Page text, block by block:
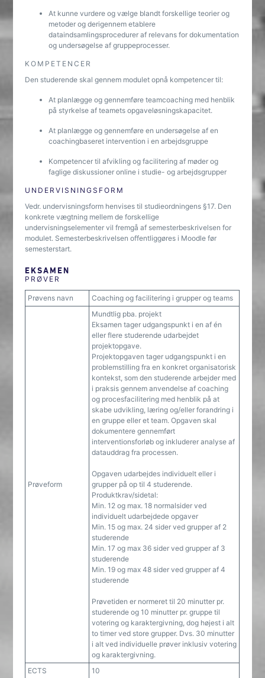
At kunne vurdere og vælge blandt forskellige teorier og
metoder og derigennem etablere
dataindsamlingsprocedurer af relevans for dokumentation
og undersøgelse af gruppeprocesser.
KOMPETENCER
Den studerende skal gennem modulet opnå kompetencer til:
At planlægge og gennemføre teamcoaching med henblik
på styrkelse af teamets opgaveløsningskapacitet.
At planlægge og gennemføre en undersøgelse af en
coachingbaseret intervention i en arbejdsgruppe
Kompetencer til afvikling og facilitering af møder og
faglige diskussioner online i studie- og arbejdsgrupper
UNDERVISNINGSFORM
Vedr. undervisningsform henvises til studieordningens §17. Den
konkrete vægtning mellem de forskellige
undervisningselementer vil fremgå af semesterbeskrivelsen for
modulet. Semesterbeskrivelsen offentliggøres i Moodle før
semesterstart.
EKSAMEN
PRØVER
Prøvens navn Coaching og facilitering i grupper og teams
Prøveform
Mundtlig pba. projekt
Eksamen tager udgangspunkt i en af én
eller flere studerende udarbejdet
projektopgave.
Projektopgaven tager udgangspunkt i en
problemstilling fra en konkret organisatorisk
kontekst, som den studerende arbejder med
i praksis gennem anvendelse af coaching
og procesfacilitering med henblik på at
skabe udvikling, læring og/eller forandring i
en gruppe eller et team. Opgaven skal
dokumentere gennemført
interventionsforløb og inkluderer analyse af
datauddrag fra processen.
Opgaven udarbejdes individuelt eller i
grupper på op til 4 studerende.
Produktkrav/sidetal:
Min. 12 og max. 18 normalsider ved
individuelt udarbejdede opgaver
Min. 15 og max. 24 sider ved grupper af 2
studerende
Min. 17 og max 36 sider ved grupper af 3
studerende
Min. 19 og max 48 sider ved grupper af 4
studerende
Prøvetiden er normeret til 20 minutter pr.
studerende og 10 minutter pr. gruppe til
votering og karaktergivning, dog højest i alt
to timer ved store grupper. Dvs. 30 minutter
i alt ved individuelle prøver inklusiv votering
og karaktergivning.
ECTS
10